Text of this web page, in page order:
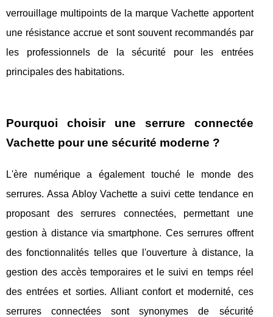
verrouillage multipoints de la marque Vachette apportent
une résistance accrue et sont souvent recommandés par
les professionnels de la sécurité pour les entrées
principales des habitations.
Pourquoi choisir une serrure connectée
Vachette pour une sécurité moderne ?
L'ère numérique a également touché le monde des
serrures. Assa Abloy Vachette a suivi cette tendance en
proposant des serrures connectées, permettant une
gestion à distance via smartphone. Ces serrures offrent
des fonctionnalités telles que l'ouverture à distance, la
gestion des accès temporaires et le suivi en temps réel
des entrées et sorties. Alliant confort et modernité, ces
serrures connectées sont synonymes de sécurité